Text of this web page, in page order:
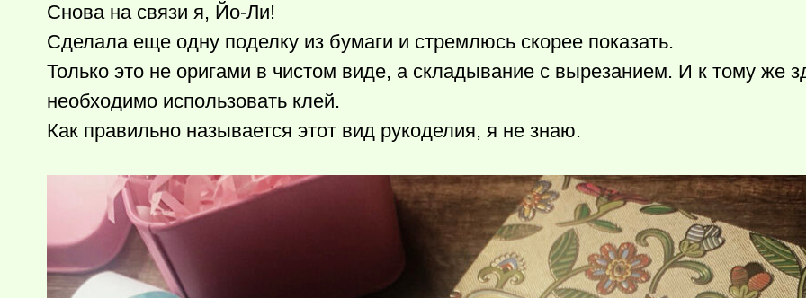
Снова на связи я, Йо-Ли!
Сделала еще одну поделку из бумаги и стремлюсь скорее показать.
Только это не оригами в чистом виде, а складывание с вырезанием. И к тому же
необходимо использовать клей.
Как правильно называется этот вид рукоделия, я не знаю.